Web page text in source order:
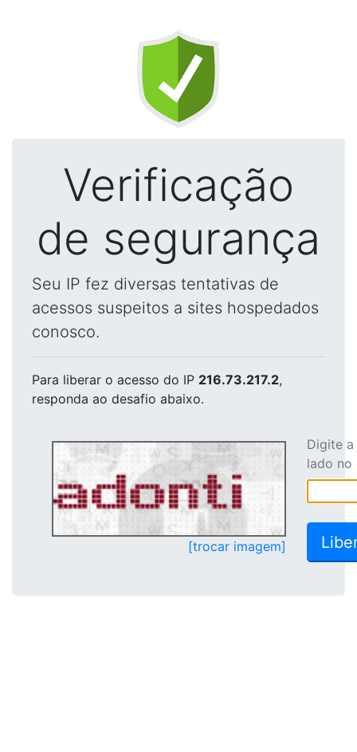
Verificação
de segurança
Seu IP fez diversas tentativas de
acessos suspeitos a sites hospedados
conosco.
Para liberar o acesso do IP 216.73.217.2,
responda ao desafio abaixo.
[trocar imagem]
Digite
lado no